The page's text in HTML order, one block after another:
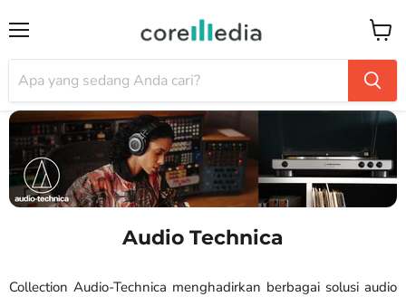
Audio Technica
Collection Audio-Technica menghadirkan berbagai solusi audio